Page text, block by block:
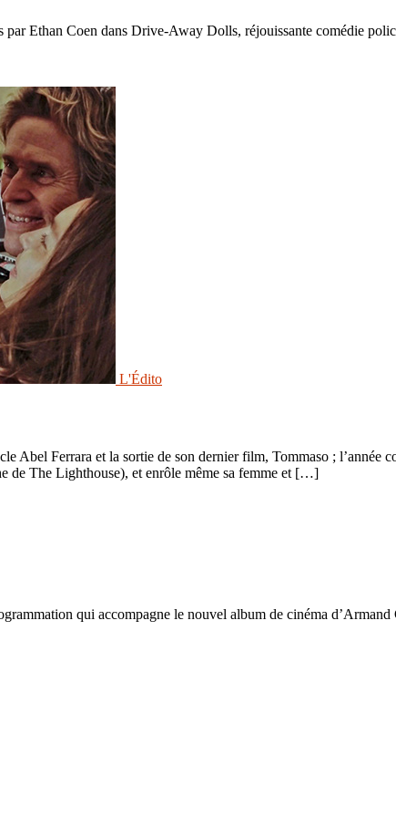
par Ethan Coen dans Drive-Away Dolls, réjouissante comédie
L'Édito
Abel Ferrara et la sortie de son dernier film, Tommaso ; l’année
de The Lighthouse), et enrôle même sa femme et […]
qui accompagne le nouvel album de cinéma